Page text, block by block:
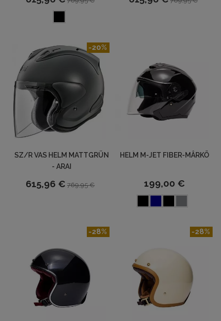
SZ/R VAS HELM MATTGRÜN
- ARAI
615,96 € 769,95 €
-20%
HELM M-JET FIBER-MÂRKÖ
199,00 €
-28% -28%